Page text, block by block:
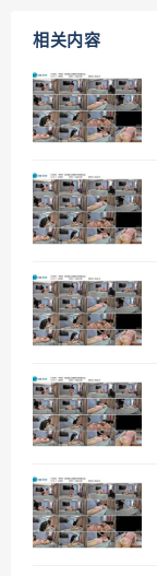
相关内容